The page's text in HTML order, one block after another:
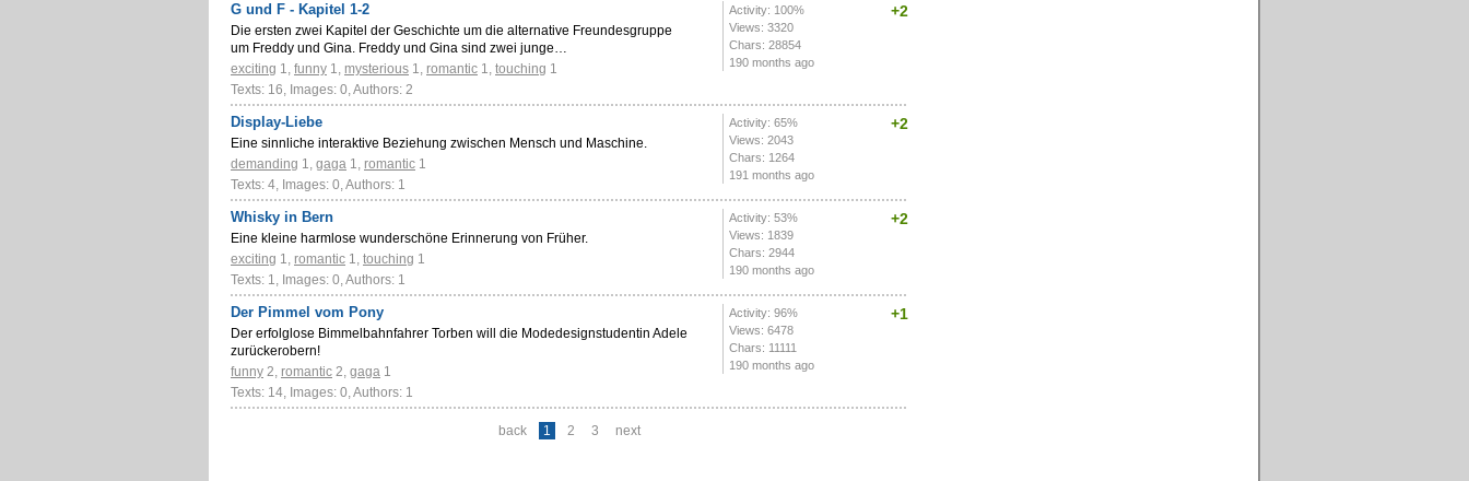
G und F - Kapitel 1-2
Die ersten zwei Kapitel der Geschichte um die alternative Freundesgruppe
um Freddy und Gina. Freddy und Gina sind zwei junge…
exciting 1, funny 1, mysterious 1, romantic 1, touching 1
Texts: 16, Images: 0, Authors: 2
Activity: 100%
Views: 3320
Chars: 28854
190 months ago
+2
Display-Liebe
Eine sinnliche interaktive Beziehung zwischen Mensch und Maschine.
demanding 1, gaga 1, romantic 1
Texts: 4, Images: 0, Authors: 1
Activity: 65%
Views: 2043
Chars: 1264
191 months ago
+2
Whisky in Bern
Eine kleine harmlose wunderschöne Erinnerung von Früher.
exciting 1, romantic 1, touching 1
Texts: 1, Images: 0, Authors: 1
Activity: 53%
Views: 1839
Chars: 2944
190 months ago
+2
Der Pimmel vom Pony
Der erfolglose Bimmelbahnfahrer Torben will die Modedesignstudentin Adele
zurückerobern!
funny 2, romantic 2, gaga 1
Texts: 14, Images: 0, Authors: 1
Activity: 96%
Views: 6478
Chars: 11111
190 months ago
+1
back 1 2 3 next